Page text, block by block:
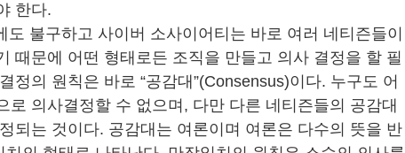
한다.
도 불구하고 사이버 소사이어티는 바로 여러 네티즌들이
때문에 어떤 형태로든 조직을 만들고 의사 결정을 할 필
정의 원칙은 바로 “공감대”(Consensus)이다. 누구도 어
로 의사결정할 수 없으며, 다만 다른 네티즌들의 공감대
되는 것이다. 공감대는 여론이며 여론은 다수의 뜻을 반